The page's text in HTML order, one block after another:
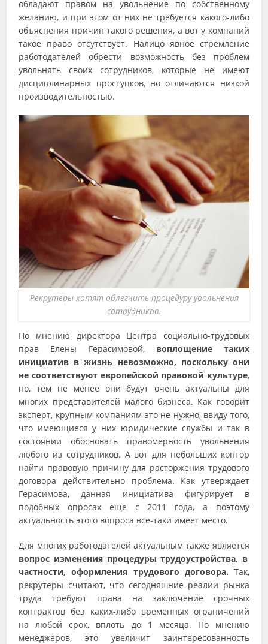
обладают правом на увольнение по собственному
желанию, и при этом от них не требуется какого-либо
объяснения причин такого решения, а вот у компаний
такое право отсутствует. Налицо явное стремление
работодателей обрести возможность без проблем
увольнять своих сотрудников, которые не имеют
дисциплинарных проступков, но отличаются низкой
производительностью.
Рекрутеры хотят облегчить процедуру увольнения
сотрудников.
По мнению директора Центра социально-трудовых
прав Елены Герасимовой, воплощение таких
инициатив в жизнь невозможно, поскольку они
не соответствуют европейской правовой культуре,
но, тем не менее они будут очень актуальны для
многих представителей малого бизнеса. Как говорит
эксперт, крупным компаниям это не нужно, ввиду того,
что имеющиеся у них юридические службы и так в
состоянии обосновать правомерность увольнения
любого из сотрудников. А вот для небольших контор
найти правовую причину для расторжения трудового
договора действительно проблема. Как утверждает
Герасимова, данная инициатива фигурирует в
подобных опросах еще с 2011 года, а поэтому
актуальность этого вопроса все-таки имеет место.
Для многих работодателей актуальным также является
вопрос изменения процедуры трудоустройства, в
частности, оформления трудового договора. Так,
рекрутеры считают, что сегодняшние реалии рынка
труда требуют права на заключение срочных
контрактов без каких-либо временных ограничений
на любой срок, вплоть до 1 месяца. По мнению
менеджеров, это увеличит заинтересованность